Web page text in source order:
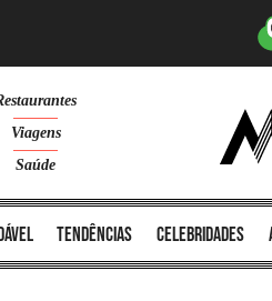
Viagens
Saúde
tendências celebridades